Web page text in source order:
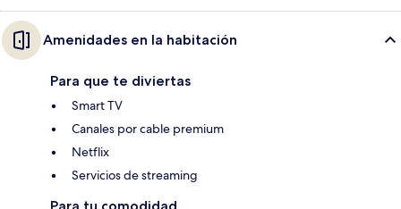
Amenidades en la habitación
Para que te diviertas
Smart TV
Canales por cable premium
Netflix
Servicios de streaming